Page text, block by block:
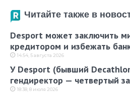
Читайте также в
Desport может заключить
кредитором и избежать
14:54, 5 августа 2026
У Desport (бывший
гендиректор — четвертый
18:38, 8 июля 2026